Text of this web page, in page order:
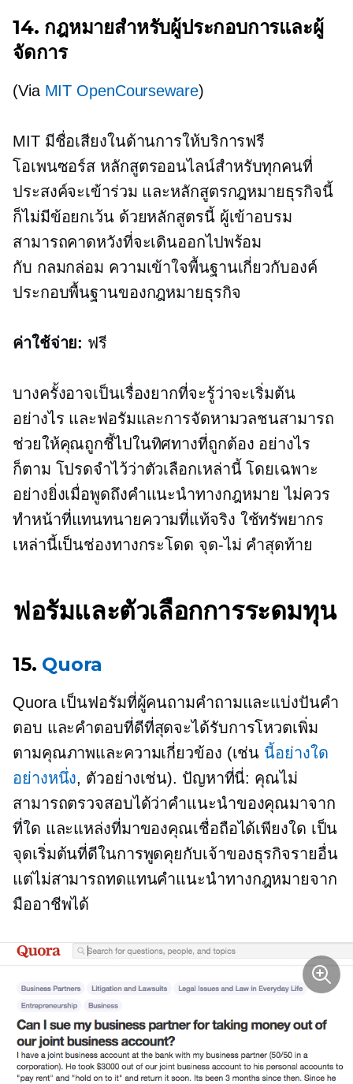
14. กฎหมายสำหรับผู้ประกอบการและผู้
จัดการ
(Via MIT OpenCourseware)
MIT มีชื่อเสียงในด้านการให้บริการฟรี
โอเพนซอร์ส หลักสูตรออนไลน์สำหรับทุกคนที่
ประสงค์จะเข้าร่วม และหลักสูตรกฎหมายธุรกิจนี้
ก็ไม่มีข้อยกเว้น ด้วยหลักสูตรนี้ ผู้เข้าอบรม
สามารถคาดหวังที่จะเดินออกไปพร้อม
กับ กลมกล่อม ความเข้าใจพื้นฐานเกี่ยวกับองค์
ประกอบพื้นฐานของกฎหมายธุรกิจ
ค่าใช้จ่าย: ฟรี
บางครั้งอาจเป็นเรื่องยากที่จะรู้ว่าจะเริ่มต้น
อย่างไร และฟอรัมและการจัดหามวลชนสามารถ
ช่วยให้คุณถูกชี้ไปในทิศทางที่ถูกต้อง อย่างไร
ก็ตาม โปรดจำไว้ว่าตัวเลือกเหล่านี้ โดยเฉพาะ
อย่างยิ่งเมื่อพูดถึงคำแนะนำทางกฎหมาย ไม่ควร
ทำหน้าที่แทนทนายความที่แท้จริง ใช้ทรัพยากร
เหล่านี้เป็นช่องทางกระโดด จุด-ไม่ คำสุดท้าย
ฟอรัมและตัวเลือกการระดมทุน
15. Quora
Quora เป็นฟอรัมที่ผู้คนถามคำถามและแบ่งปันคำ
ตอบ และคำตอบที่ดีที่สุดจะได้รับการโหวตเพิ่ม
ตามคุณภาพและความเกี่ยวข้อง (เช่น นี้อย่างใด
อย่างหนึ่ง, ตัวอย่างเช่น). ปัญหาที่นี่: คุณไม่
สามารถตรวจสอบได้ว่าคำแนะนำของคุณมาจาก
ที่ใด และแหล่งที่มาของคุณเชื่อถือได้เพียงใด เป็น
จุดเริ่มต้นที่ดีในการพูดคุยกับเจ้าของธุรกิจรายอื่น
แต่ไม่สามารถทดแทนคำแนะนำทางกฎหมายจาก
มืออาชีพได้